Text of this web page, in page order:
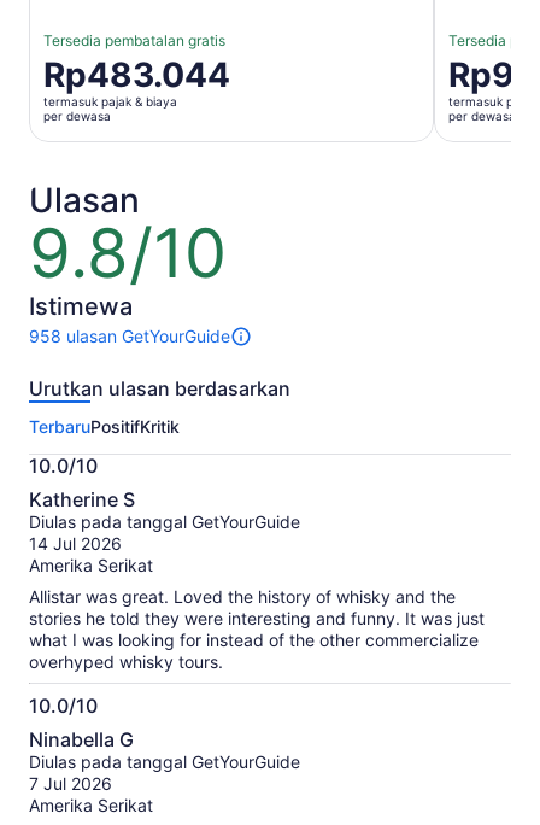
Tersedia pembatalan gratis
Harga
Rp483.044
per
dewasa
Rp483.044
termasuk pajak & biaya
per dewasa
Tersedia
Harga
Rp917.783
per
dewasa
termasuk pajak
per dewasa
Ulasan
9.8/10
9.8
dari
10
Istimewa
958 ulasan GetYourGuide
958
untuk
ini.
Informasi
lebih
lanjut
tentang
ulasan
terverifikasi
Urutkan ulasan berdasarkan
TerbaruPositifKritik
10.0/10
10.0
dari
10
Katherine S
Diulas pada tanggal GetYourGuide
14 Jul 2026
Amerika Serikat
Allistar was great. Loved the history of whisky and the
stories he told they were interesting and funny. It was just
what I was looking for instead of the other commercialize
overhyped whisky tours.
10.0/10
10.0
dari
10
Ninabella G
Diulas pada tanggal GetYourGuide
7 Jul 2026
Amerika Serikat